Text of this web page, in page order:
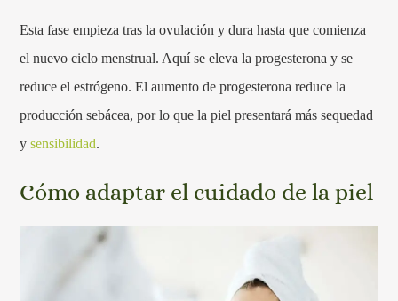
Esta fase empieza tras la ovulación y dura hasta que comienza
el nuevo ciclo menstrual. Aquí se eleva la progesterona y se
reduce el estrógeno. El aumento de progesterona reduce la
producción sebácea, por lo que la piel presentará más sequedad
ysensibilidad.
Cómo adaptar el cuidado de la piel